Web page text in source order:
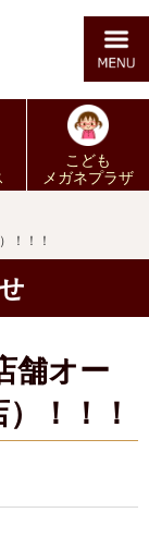
こども
メガネプラザ
！！！
舗オー
！！！